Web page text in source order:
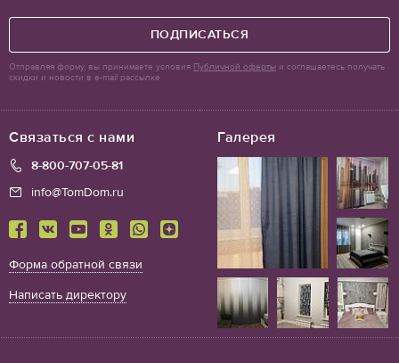
Галерея
Связаться с нами
8-800-707-05-81
info@TomDom.ru
Форма обратной связи
Написать директору
ПОДПИСАТЬСЯ
Отправляя форму, вы принимаете условия Публичной оферты и соглашаетесь получать
скидки и новости в e-mail рассылке